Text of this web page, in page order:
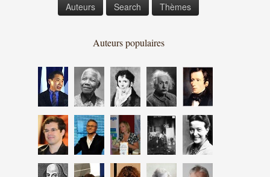
Auteurs Search Thèmes
Auteurs populaires